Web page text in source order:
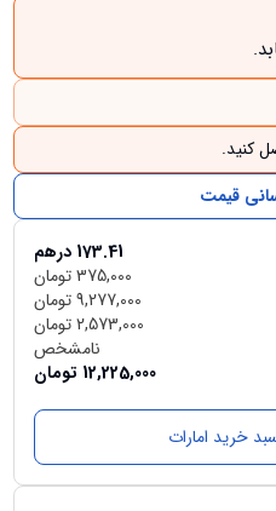
کنید.
قیمت
173.41 درهم
375,000تومان
9,277,000تومان
2,573,000تومان
نامشخص
12,225,000 تومان
خرید امارات